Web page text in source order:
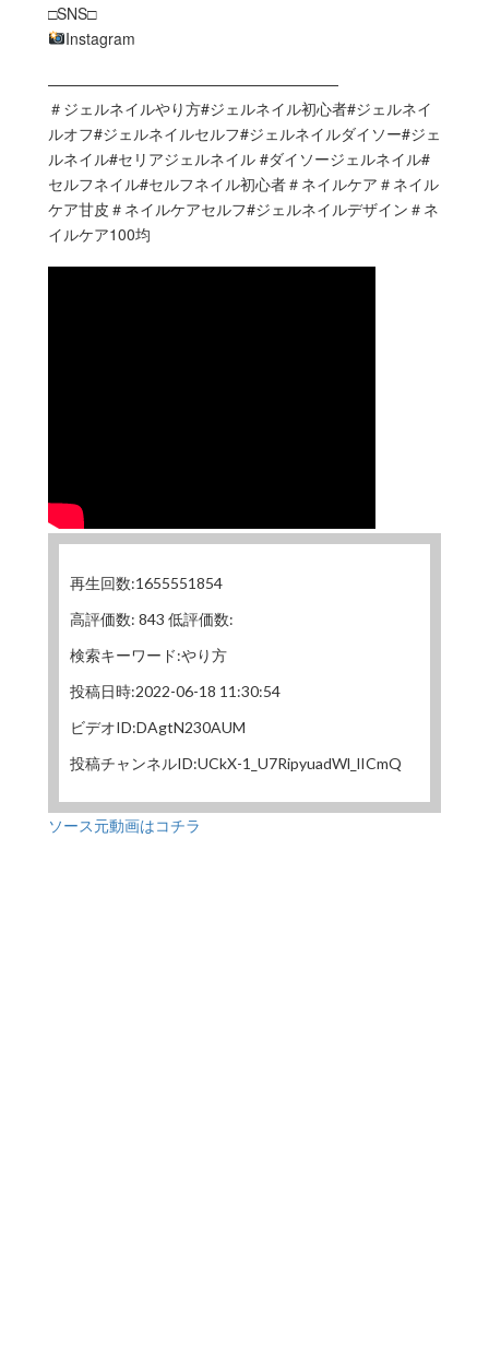
□SNS□
Instagram
———————————————————
＃ジェルネイルやり方#ジェルネイル初心者#ジェルネイ
ルオフ#ジェルネイルセルフ#ジェルネイルダイソー#ジェ
ルネイル#セリアジェルネイル #ダイソージェルネイル#
セルフネイル#セルフネイル初心者＃ネイルケア＃ネイル
ケア甘皮＃ネイルケアセルフ#ジェルネイルデザイン＃ネ
イルケア100均
再生回数:1655551854
高評価数: 843 低評価数:
検索キーワード:やり方
投稿日時:2022-06-18 11:30:54
ビデオID:DAgtN230AUM
投稿チャンネルID:UCkX-1_U7RipyuadWl_lICmQ
ソース元動画はコチラ